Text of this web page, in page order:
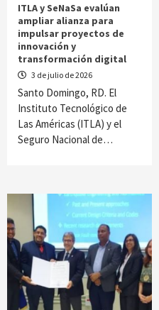
ITLA y SeNaSa evalúan
ampliar alianza para
impulsar proyectos de
innovación y
transformación digital
3 de julio de 2026
Santo Domingo, RD. El
Instituto Tecnológico de
Las Américas (ITLA) y el
Seguro Nacional de…